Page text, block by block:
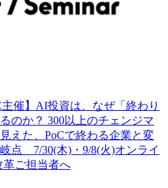
催】AI投資は、なぜ「終わり
のか？ 300以上のチェンジマ
えた、PoCで終わる企業と変
点 7/30(木)・9/8(火)オンライ
革ご担当者へ